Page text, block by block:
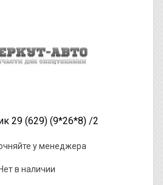
29 (629) (9*26*8) /2
у менеджера
в наличии